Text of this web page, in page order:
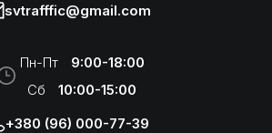
svtrafffic@gmail.com
Пн-Пт
9:00-18:00
Сб
10:00-15:00
+380 (96) 000-77-39